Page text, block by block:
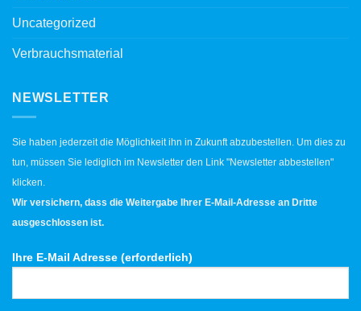
Uncategorized
Verbrauchsmaterial
NEWSLETTER
Sie haben jederzeit die Möglichkeit ihn in Zukunft abzubestellen. Um dies zu
tun, müssen Sie lediglich im Newsletter den Link "Newsletter abbestellen"
klicken.
Wir versichern, dass die Weitergabe Ihrer E-Mail-Adresse an Dritte
ausgeschlossen ist.
Ihre E-Mail Adresse (erforderlich)